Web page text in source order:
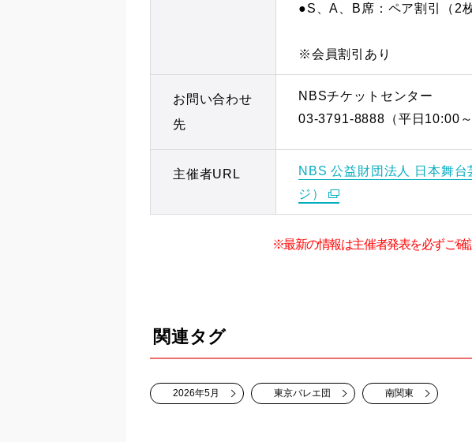
●S、A、B席：ペア割引（2
※会員割引あり
お問い合わせ
先
NBSチケットセンター
03-3791-8888（平日10:00～
主催者URL
NBS 公益財団法人 日本舞
ジ）
※最新の情報は主催者発表を必ずご確
関連タグ
2026年5月 東京バレエ団 南関東